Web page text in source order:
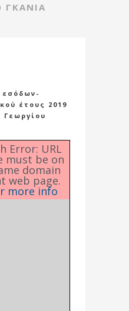
ΓΚΑΝΙΑ
εσόδων-
έτους 2019
Error: URL
must be on
domain
web page.
more info